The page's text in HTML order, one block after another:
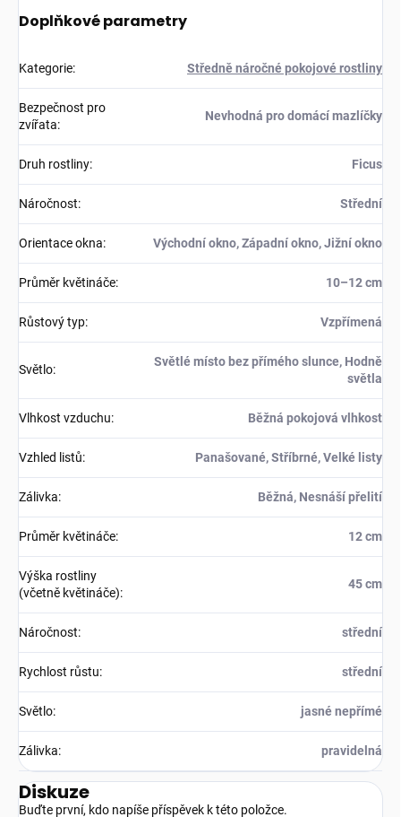
Doplňkové parametry
Kategorie: Středně náročné pokojové rostliny
Bezpečnost pro
zvířata:
Nevhodná pro domácí mazlíčky
Druh rostliny: Ficus
Náročnost: Střední
Orientace okna: Východní okno, Západní okno, Jižní okno
Průměr květináče: 10–12 cm
Růstový typ: Vzpřímená
Světlo:
Světlé místo bez přímého slunce, Hodně
světla
Vlhkost vzduchu: Běžná pokojová vlhkost
Vzhled listů: Panašované, Stříbrné, Velké listy
Zálivka: Běžná, Nesnáší přelití
Průměr květináče: 12 cm
Výška rostliny
(včetně květináče):
45 cm
Náročnost: střední
Rychlost růstu: střední
Světlo: jasné nepřímé
Zálivka: pravidelná
Diskuze
Buďte první, kdo napíše příspěvek k této položce.